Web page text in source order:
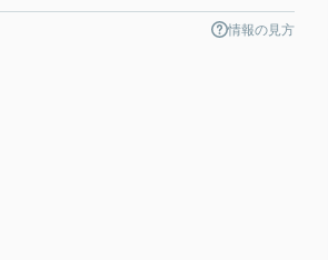
情報の見方